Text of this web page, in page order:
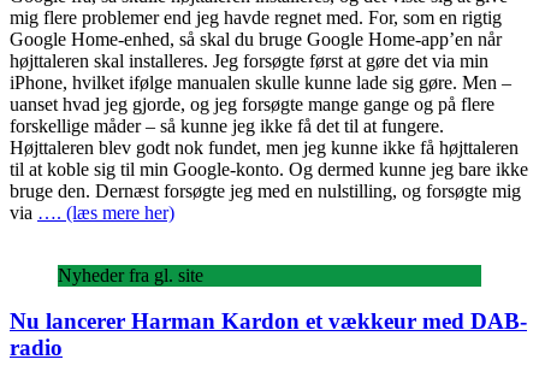
mig flere problemer end jeg havde regnet med. For, som en rigtig
Google Home-enhed, så skal du bruge Google Home-app’en når
højttaleren skal installeres. Jeg forsøgte først at gøre det via min
iPhone, hvilket ifølge manualen skulle kunne lade sig gøre. Men –
uanset hvad jeg gjorde, og jeg forsøgte mange gange og på flere
forskellige måder – så kunne jeg ikke få det til at fungere.
Højttaleren blev godt nok fundet, men jeg kunne ikke få højttaleren
til at koble sig til min Google-konto. Og dermed kunne jeg bare ikke
bruge den. Dernæst forsøgte jeg med en nulstilling, og forsøgte mig
via …. (læs mere her)
Nyheder fra gl. site
Nu lancerer Harman Kardon et vækkeur med DAB-
radio